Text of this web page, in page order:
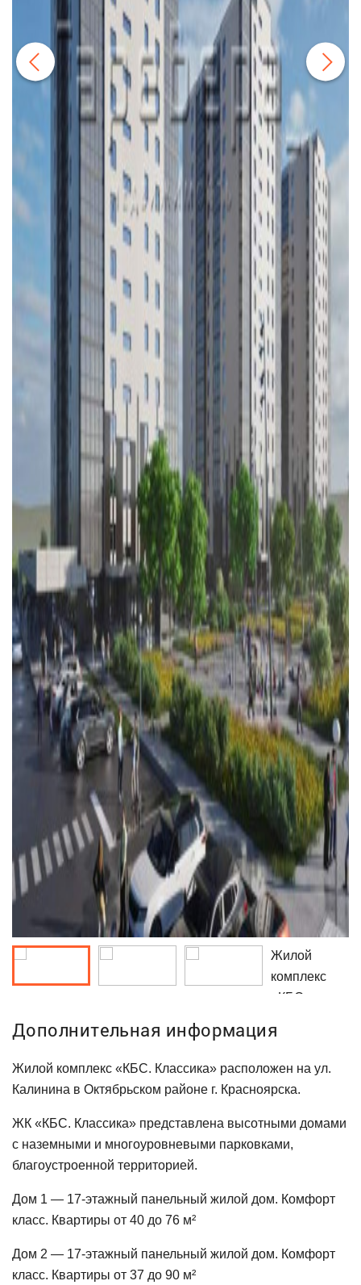
Жилой
комплекс
«КБС.
расположен
районе г.
Красноярска.
Дополнительная информация
Жилой комплекс «КБС. Классика» расположен на ул.
Калинина в Октябрьском районе г. Красноярска.
ЖК «КБС. Классика» представлена высотными домами
с наземными и многоуровневыми парковками,
благоустроенной территорией.
Дом 1 — 17-этажный панельный жилой дом. Комфорт
класс. Квартиры от 40 до 76 м²
Дом 2 — 17-этажный панельный жилой дом. Комфорт
класс. Квартиры от 37 до 90 м²